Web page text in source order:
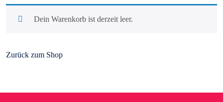
Dein Warenkorb ist derzeit leer.
Zurück zum Shop